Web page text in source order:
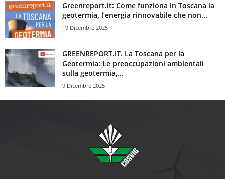
Greenreport.it: Come funziona in Toscana la
geotermia, l’energia rinnovabile che non...
19 Dicembre 2025
GREENREPORT.IT. La Toscana per la
Geotermia: Le preoccupazioni ambientali
sulla geotermia,...
9 Dicembre 2025